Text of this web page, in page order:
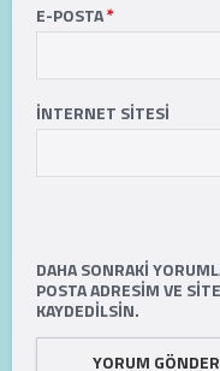
E-POSTA*
İNTERNET SITESI
DAHA SONRAKI
POSTA ADRESIM VE
KAYDEDILSIN.